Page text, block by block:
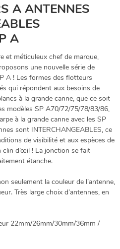
A ANTENNES
A
et méticuleux chef de marque,
une nouvelle série de
A ! Les formes des flotteurs
qui répondent aux besoins de
à la grande canne, que ce soit
modèles SP A70/72/75/78/83/86,
à la grande canne avec les SP
sont INTERCHANGEABLES, ce
de visibilité et aux espèces de
clin d’œil ! La jonction se fait
étanche.
seulement la couleur de l’antenne,
Très large choix d’antennes, en
22mm/26mm/30mm/36mm /